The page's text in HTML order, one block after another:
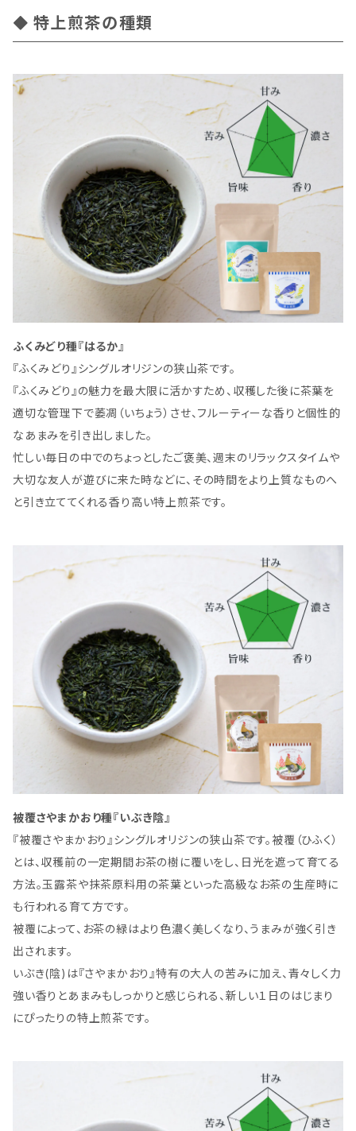
特上煎茶の種類
ふくみどり種『はるか』
『ふくみどり』シングルオリジンの狭山茶です。
『ふくみどり』の魅力を最大限に活かすため、収穫した後に茶葉を
適切な管理下で萎凋（いちょう）させ、フルーティーな香りと個性的
なあまみを引き出しました。
忙しい毎日の中でのちょっとしたご褒美、週末のリラックスタイムや
大切な友人が遊びに来た時などに、その時間をより上質なものへ
と引き立ててくれる香り高い特上煎茶です。
被覆さやまかおり種『いぶき陰』
『被覆さやまかおり』シングルオリジンの狭山茶です。被覆（ひふく）
とは、収穫前の一定期間お茶の樹に覆いをし、日光を遮って育てる
方法。玉露茶や抹茶原料用の茶葉といった高級なお茶の生産時に
も行われる育て方です。
被覆によって、お茶の緑はより色濃く美しくなり、うまみが強く引き
出されます。
いぶき(陰)は『さやまかおり』特有の大人の苦みに加え、青々しく力
強い香りとあまみもしっかりと感じられる、新しい１日のはじまり
にぴったりの特上煎茶です。